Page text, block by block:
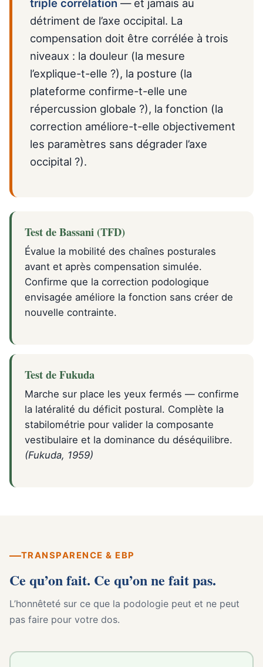
triple corrélation — et jamais au
détriment de l’axe occipital. La
compensation doit être corrélée à trois
niveaux : la douleur (la mesure
l’explique-t-elle ?), la posture (la
plateforme confirme-t-elle une
répercussion globale ?), la fonction (la
correction améliore-t-elle objectivement
les paramètres sans dégrader l’axe
occipital ?).
Test de Bassani (TFD)
Évalue la mobilité des chaînes posturales
avant et après compensation simulée.
Confirme que la correction podologique
envisagée améliore la fonction sans créer de
nouvelle contrainte.
Test de Fukuda
Marche sur place les yeux fermés — confirme
la latéralité du déficit postural. Complète la
stabilométrie pour valider la composante
vestibulaire et la dominance du déséquilibre.
(Fukuda, 1959)
TRANSPARENCE & EBP
Ce qu’on fait. Ce qu’on ne fait pas.
L’honnêteté sur ce que la podologie peut et ne peut
pas faire pour votre dos.